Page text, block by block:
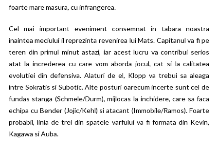
foarte mare masura, cu infrangerea.
Cel mai important eveniment consemnat in tabara noastra
inaintea meciului il reprezinta revenirea lui Mats. Capitanul va fi pe
teren din primul minut astazi, iar acest lucru va contribui serios
atat la increderea cu care vom aborda jocul, cat si la calitatea
evolutiei din defensiva. Alaturi de el, Klopp va trebui sa aleaga
intre Sokratis si Subotic. Alte posturi oarecum incerte sunt cel de
fundas stanga (Schmele/Durm), mijlocas la inchidere, care sa faca
echipa cu Bender (Jojic/Kehl) si atacant (Immobile/Ramos). Foarte
probabil, linia de trei din spatele varfului va fi formata din Kevin,
Kagawa si Auba.